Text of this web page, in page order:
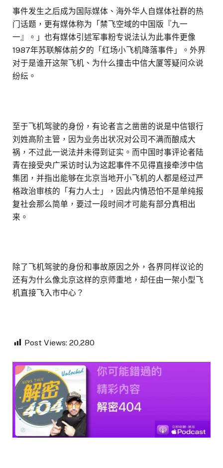
事件发生之后成为国际媒体、海外华人自媒体社群的热
门话题，更有媒体称为「禁飞空域的中国版『九一
一』。」也有媒体引述军事粉专说法认为此事件更像
1987年苏联解体前夕的「红场小飞机降落事件」。外界
对于是谁开这架飞机、为什么撞击中信大厦等疑问众说
纷纭。
至于飞机驾驶的身份，有论者言之凿凿的说是中信银行
刘姓高阶主管，因为业务出状况对公司不满而酿成大
祸，不过此一说法并未得到证实。而中国时事评论者陆
青在接受央广采访时认为这起事件不见得直接牵涉中信
集团，并指出能够在北京当地开小飞机的人都是经过严
格政治审核的「有力人士」，因此内情恐怕不是单纯报
复社会那么简单，要过一段时间才可能有部分真相出
来。
除了飞机驾驶的身份和事故原因之外，各界同样议论的
还有为什么像北京这样的京师重地，却任由一架小型飞
机直接飞入市中心？
Post Views: 20,280